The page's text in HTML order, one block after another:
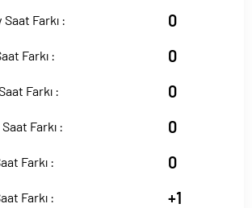
Saat Farkı : 0
Farkı : 0
Farkı : 0
Farkı : 0
Farkı : 0
Farkı : +1